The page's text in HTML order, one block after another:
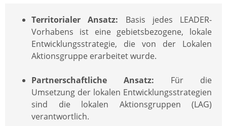
Territorialer Ansatz: Basis jedes LEADER-
Vorhabens ist eine gebietsbezogene, lokale
Entwicklungsstrategie, die von der Lokalen
Aktionsgruppe erarbeitet wurde.
Partnerschaftliche Ansatz: Für die
Umsetzung der lokalen Entwicklungsstrategien
sind die lokalen Aktionsgruppen (LAG)
verantwortlich.